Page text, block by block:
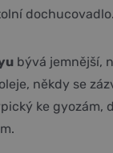
dochucovadlo.
bývá jemnější,
někdy se
ke gyozám,